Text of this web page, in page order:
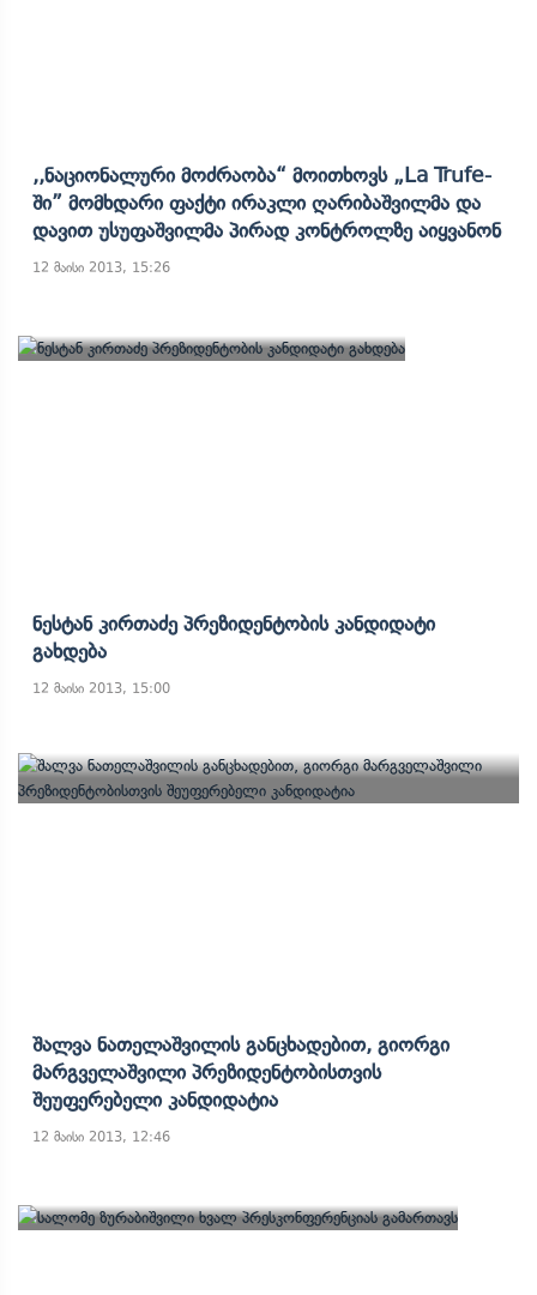
,,ნაციონალური Მოძრაობა“ Მოითხოვს „la Trufe-
Ში” Მომხდარი Ფაქტი Ირაკლი Ღარიბაშვილმა Და
Დავით Უსუფაშვილმა Პირად Კონტროლზე Აიყვანონ
12 მაისი 2013, 15:26
Ნესტან Კირთაძე Პრეზიდენტობის Კანდიდატი
Გახდება
12 მაისი 2013, 15:00
Შალვა Ნათელაშვილის Განცხადებით, Გიორგი
Მარგველაშვილი Პრეზიდენტობისთვის
Შეუფერებელი Კანდიდატია
12 მაისი 2013, 12:46